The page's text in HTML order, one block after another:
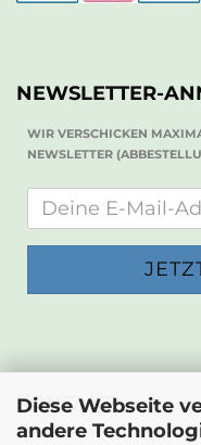
Diese Webseite
andere
NEWSLETTER-
WIR VERSCHICKEN
NEWSLETTER
KONTAKT
Die Papierwerkstatt